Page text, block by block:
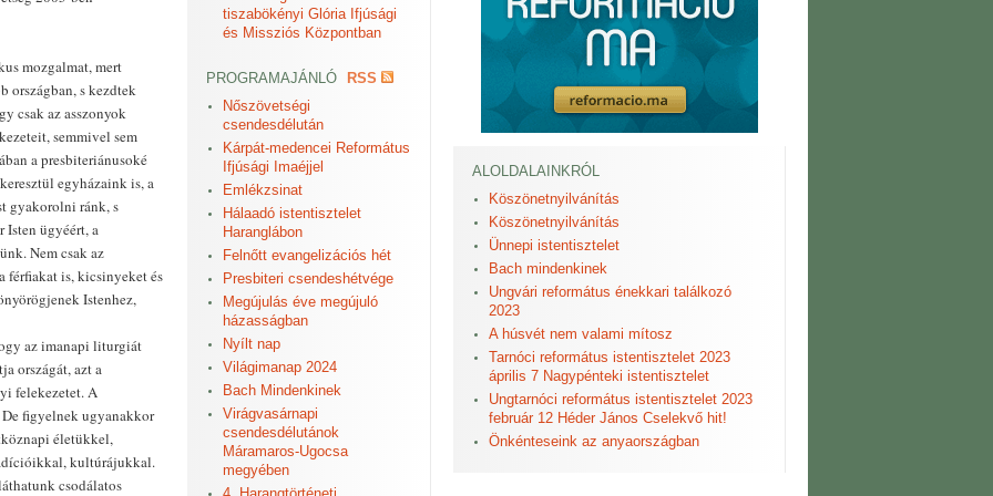
mozgalmat, mert
országban, s kezdtek
csak az asszonyok
semmivel sem
a presbiteriánusoké
egyházaink is, a
gyakorolni ránk, s
ügyéért, a
Nem csak az
férfiakat is, kicsinyeket és
Istenhez,
az imanapi liturgiát
országát, azt a
felekezetet. A
figyelnek ugyanakkor
életükkel,
kultúrájukkal.
csodálatos
tiszabökényi Glória Ifjúsági
és Missziós Központban
PROGRAMAJÁNLÓ
RSS
Nőszövetségi
csendesdélután
Kárpát-medencei Református
Ifjúsági Imaéjjel
Emlékzsinat
Hálaadó istentisztelet
Haranglábon
Felnőtt evangelizációs hét
Presbiteri csendeshétvége
Megújulás éve megújuló
házasságban
Nyílt nap
Világimanap 2024
Bach Mindenkinek
Virágvasárnapi
csendesdélutánok
Máramaros-Ugocsa
megyében
ALOLDALAINKRÓL
Köszönetnyilvánítás
Köszönetnyilvánítás
Ünnepi istentisztelet
Bach mindenkinek
Ungvári református énekkari találkozó
2023
A húsvét nem valami mítosz
Tarnóci református istentisztelet 2023
április 7 Nagypénteki istentisztelet
Ungtarnóci református istentisztelet 2023
február 12 Héder János Cselekvő hit!
Önkénteseink az anyaországban